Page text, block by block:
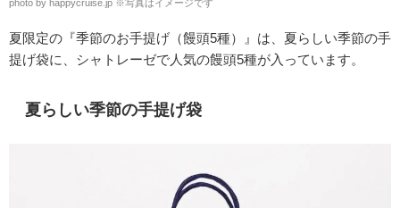
photo by happycruise.jp ※写真はイメージです
夏限定の 『季節のお手提げ（饅頭5種）』は、夏らしい季節の手
提げ袋に、シャトレーゼで人気の饅頭5種が入っています。
夏らしい季節の手提げ袋